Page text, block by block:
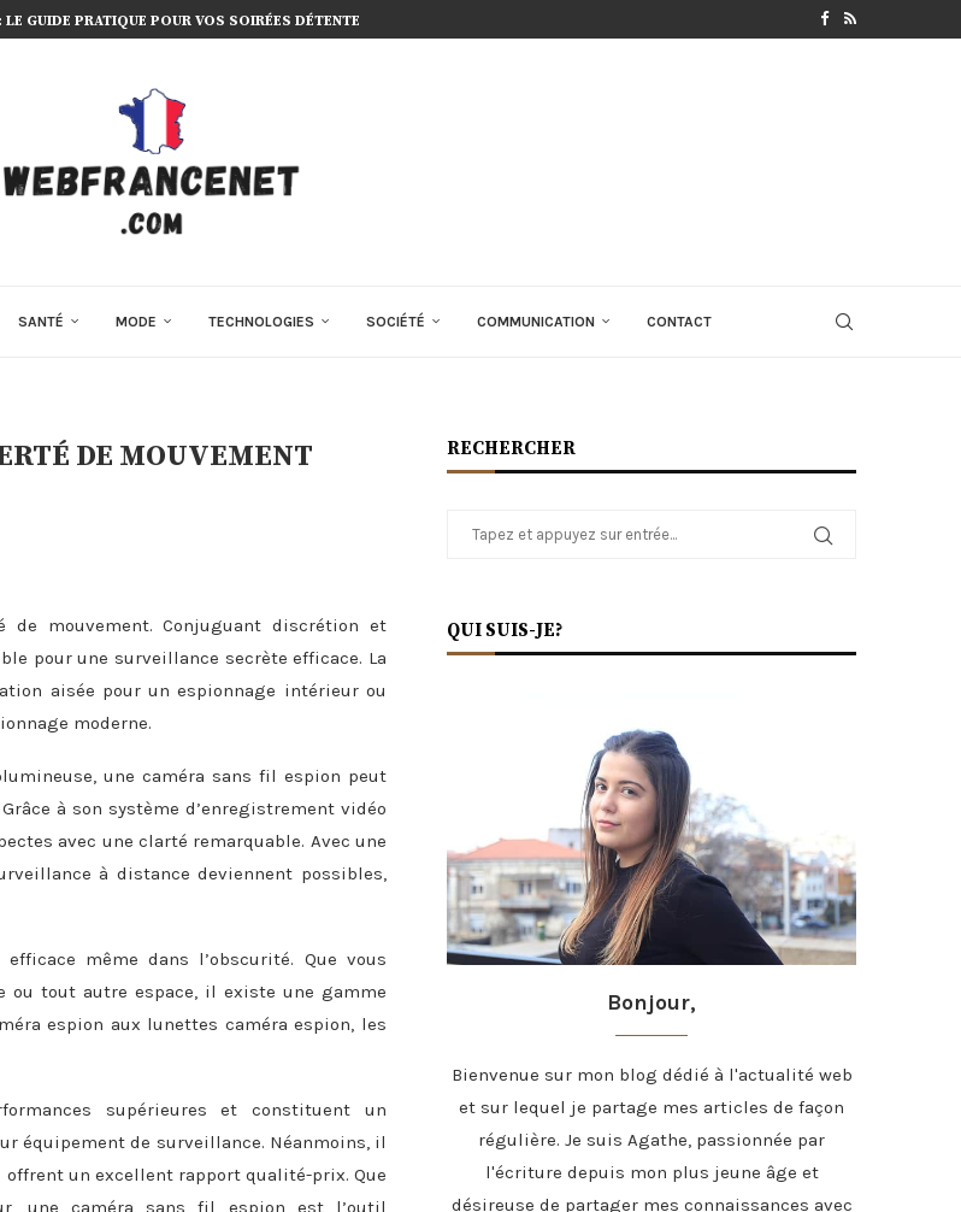
GUIDE PRATIQUE POUR VOS SOIRÉES DÉTENTE
SANTÉ MODE TECHNOLOGIES SOCIÉTÉ COMMUNICATION CONTACT
DE MOUVEMENT
mouvement. Conjuguant discrétion et
pour une surveillance secrète efficace. La
aisée pour un espionnage intérieur ou
moderne.
une caméra sans fil espion peut
à son système d’enregistrement vidéo
avec une clarté remarquable. Avec une
à distance deviennent possibles,
même dans l’obscurité. Que vous
ou tout autre espace, il existe une gamme
espion aux lunettes caméra espion, les
supérieures et constituent un
équipement de surveillance. Néanmoins, il
un excellent rapport qualité-prix. Que
RECHERCHER
QUI SUIS-JE?
Bonjour,
Bienvenue sur mon blog dédié à l'actualité web
et sur lequel je partage mes articles de façon
régulière. Je suis Agathe, passionnée par
l'écriture depuis mon plus jeune âge et
désireuse de partager mes connaissances avec